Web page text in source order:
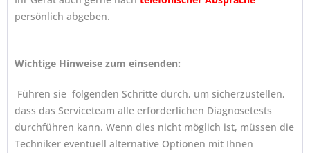
persönlich abgeben.
Wichtige Hinweise zum einsenden:
Führen sie folgenden Schritte durch, um sicherzustellen,
dass das Serviceteam alle erforderlichen Diagnosetests
durchführen kann. Wenn dies nicht möglich ist, müssen die
Techniker eventuell alternative Optionen mit Ihnen